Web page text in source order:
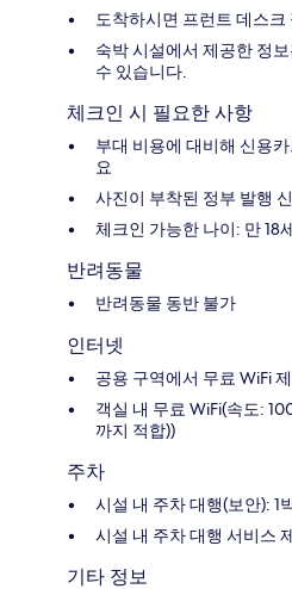
도착하시면 프런트 데스
숙박 시설에서 제공한 정
수 있습니다.
체크인 시 필요한 사항
부대 비용에 대비해 신용
요
사진이 부착된 정부 발행
체크인 가능한 나이: 만 18
반려동물
반려동물 동반 불가
인터넷
공용 구역에서 무료 WiFi
객실 내 무료 WiFi(속도:
까지 적합))
주차
시설 내 주차 대행(보안): 1
시설 내 주차 대행 서비스
기타 정보